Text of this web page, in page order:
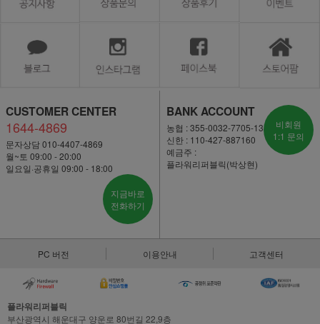
CUSTOMER CENTER
1644-4869
문자상담 010-4407-4869
월~토 09:00 - 20:00
일요일·공휴일 09:00 - 18:00
지금바로
전화하기
BANK ACCOUNT
농협 : 355-0032-7705-13
신한 : 110-427-887160
예금주 :
플라워리퍼블릭(박상현)
비회원
1:1 문의
PC 버전 이용안내 고객센터
플라워리퍼블릭
부산광역시 해운대구 양운로 80번길 22,9층